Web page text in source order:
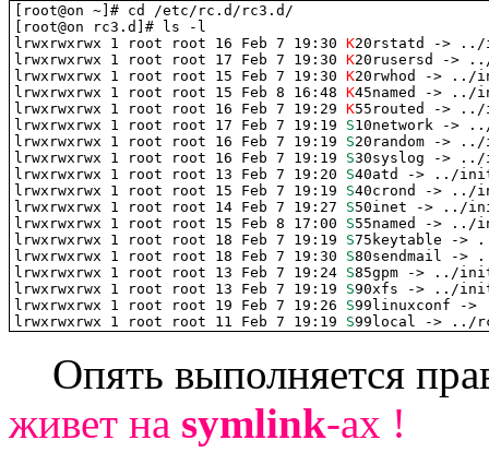
[root@on ~]# cd /etc/rc.d/rc3.d/
[root@on rc3.d]# ls -l
lrwxrwxrwx 1 root root 16 Feb 7 19:30 K20rstatd ->
lrwxrwxrwx 1 root root 17 Feb 7 19:30 K20rusersd ->
lrwxrwxrwx 1 root root 15 Feb 7 19:30 K20rwhod -> ../
lrwxrwxrwx 1 root root 15 Feb 8 16:48 K45named -> ../
lrwxrwxrwx 1 root root 16 Feb 7 19:29 K55routed ->
lrwxrwxrwx 1 root root 17 Feb 7 19:19 S10network ->
lrwxrwxrwx 1 root root 16 Feb 7 19:19 S20random ->
lrwxrwxrwx 1 root root 16 Feb 7 19:19 S30syslog ->
lrwxrwxrwx 1 root root 13 Feb 7 19:20 S40atd -> ../
lrwxrwxrwx 1 root root 15 Feb 7 19:19 S40crond -> ../
lrwxrwxrwx 1 root root 14 Feb 7 19:27 S50inet -> ../
lrwxrwxrwx 1 root root 15 Feb 8 17:00 S55named -> ../
lrwxrwxrwx 1 root root 18 Feb 7 19:19 S75keytable ->
lrwxrwxrwx 1 root root 18 Feb 7 19:30 S80sendmail ->
lrwxrwxrwx 1 root root 13 Feb 7 19:24 S85gpm -> ../
lrwxrwxrwx 1 root root 13 Feb 7 19:19 S90xfs -> ../
lrwxrwxrwx 1 root root 19 Feb 7 19:26 S99linuxconf -
lrwxrwxrwx 1 root root 11 Feb 7 19:19 S99local -> ../
Опять выполняется
живет на symlink-ах !